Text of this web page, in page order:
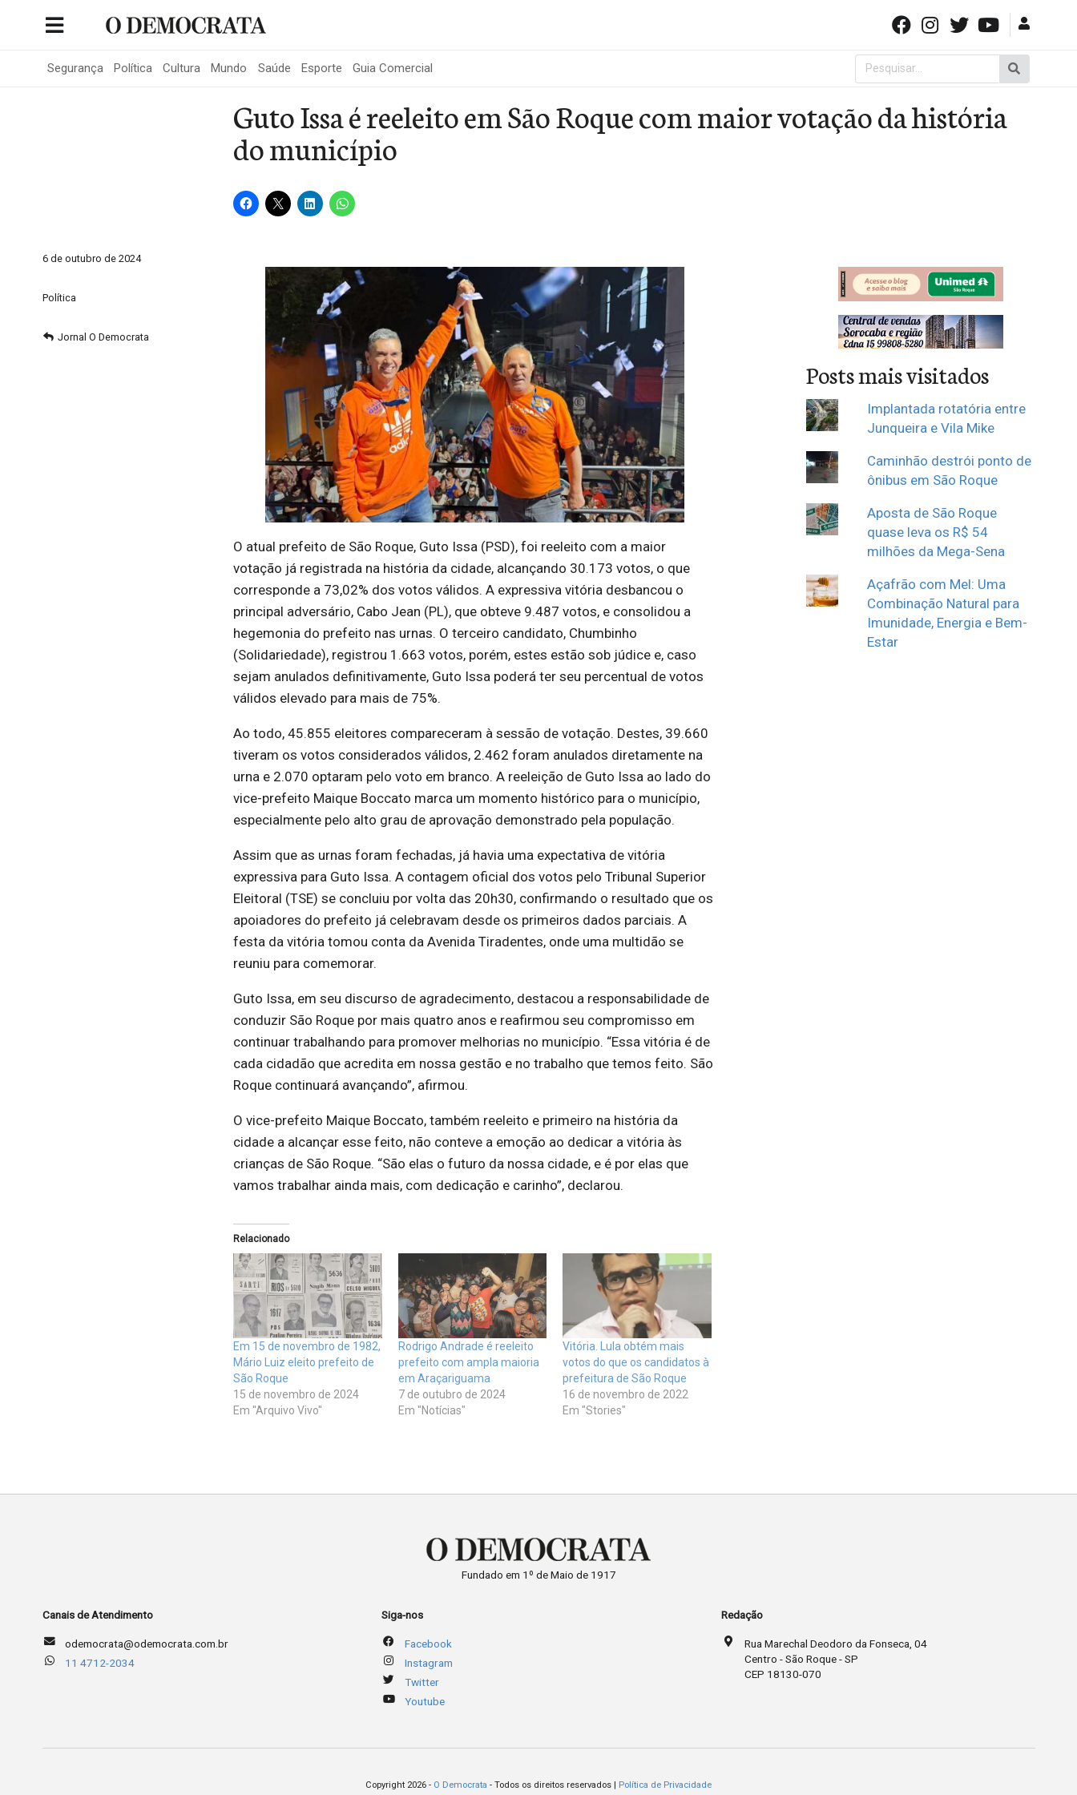
Segurança Política Cultura Mundo Saúde Esporte Guia Comercial
Pesquisar
por:
Guto Issa é reeleito em São Roque com maior votação da história
do município
6 de outubro de 2024
Política
Jornal O Democrata
O atual prefeito de São Roque, Guto Issa (PSD), foi reeleito com a maior
votação já registrada na história da cidade, alcançando 30.173 votos, o que
corresponde a 73,02% dos votos válidos. A expressiva vitória desbancou o
principal adversário, Cabo Jean (PL), que obteve 9.487 votos, e consolidou a
hegemonia do prefeito nas urnas. O terceiro candidato, Chumbinho
(Solidariedade), registrou 1.663 votos, porém, estes estão sob júdice e, caso
sejam anulados definitivamente, Guto Issa poderá ter seu percentual de votos
válidos elevado para mais de 75%.
Ao todo, 45.855 eleitores compareceram à sessão de votação. Destes, 39.660
tiveram os votos considerados válidos, 2.462 foram anulados diretamente na
urna e 2.070 optaram pelo voto em branco. A reeleição de Guto Issa ao lado do
vice-prefeito Maique Boccato marca um momento histórico para o município,
especialmente pelo alto grau de aprovação demonstrado pela população.
Assim que as urnas foram fechadas, já havia uma expectativa de vitória
expressiva para Guto Issa. A contagem oficial dos votos pelo Tribunal Superior
Eleitoral (TSE) se concluiu por volta das 20h30, confirmando o resultado que os
apoiadores do prefeito já celebravam desde os primeiros dados parciais. A
festa da vitória tomou conta da Avenida Tiradentes, onde uma multidão se
reuniu para comemorar.
Guto Issa, em seu discurso de agradecimento, destacou a responsabilidade de
conduzir São Roque por mais quatro anos e reafirmou seu compromisso em
continuar trabalhando para promover melhorias no município. “Essa vitória é de
cada cidadão que acredita em nossa gestão e no trabalho que temos feito. São
Roque continuará avançando”, afirmou.
O vice-prefeito Maique Boccato, também reeleito e primeiro na história da
cidade a alcançar esse feito, não conteve a emoção ao dedicar a vitória às
crianças de São Roque. “São elas o futuro da nossa cidade, e é por elas que
vamos trabalhar ainda mais, com dedicação e carinho”, declarou.
Relacionado
Em 15 de novembro de 1982,
Mário Luiz eleito prefeito de
São Roque
15 de novembro de 2024
Em "Arquivo Vivo"
Rodrigo Andrade é reeleito
prefeito com ampla maioria
em Araçariguama
7 de outubro de 2024
Em "Notícias"
Vitória. Lula obtém mais
votos do que os candidatos à
prefeitura de São Roque
16 de novembro de 2022
Em "Stories"
Posts mais visitados
Implantada rotatória entre
Junqueira e Vila Mike
Caminhão destrói ponto de
ônibus em São Roque
Aposta de São Roque
quase leva os R$ 54
milhões da Mega-Sena
Açafrão com Mel: Uma
Combinação Natural para
Imunidade, Energia e Bem-
Estar
Fundado em 1º de Maio de 1917
Canais de Atendimento
odemocrata@odemocrata.com.br
11 4712-2034
Siga-nos
Facebook
Instagram
Twitter
Youtube
Redação
Rua Marechal Deodoro da Fonseca, 04
Centro - São Roque - SP
CEP 18130-070
Copyright 2026 - O Democrata - Todos os direitos reservados | Política de Privacidade